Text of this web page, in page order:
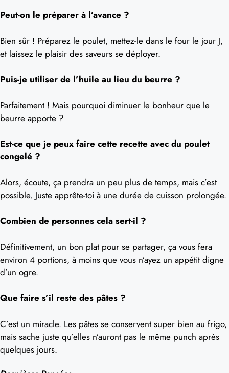
Peut-on le préparer à l’avance ?
Bien sûr ! Préparez le poulet, mettez-le dans le four le jour J,
et laissez le plaisir des saveurs se déployer.
Puis-je utiliser de l’huile au lieu du beurre ?
Parfaitement ! Mais pourquoi diminuer le bonheur que le
beurre apporte ?
Est-ce que je peux faire cette recette avec du poulet
congelé ?
Alors, écoute, ça prendra un peu plus de temps, mais c’est
possible. Juste apprête-toi à une durée de cuisson prolongée.
Combien de personnes cela sert-il ?
Définitivement, un bon plat pour se partager, ça vous fera
environ 4 portions, à moins que vous n’ayez un appétit digne
d’un ogre.
Que faire s’il reste des pâtes ?
C’est un miracle. Les pâtes se conservent super bien au frigo,
mais sache juste qu’elles n’auront pas le même punch après
quelques jours.